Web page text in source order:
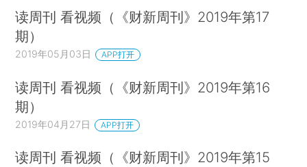
读周刊 看视频（《财新周刊》2019年第17
期）
2019年05月03日 APP打开
读周刊 看视频（《财新周刊》2019年第16
期）
2019年04月27日 APP打开
读周刊 看视频（《财新周刊》2019年第15